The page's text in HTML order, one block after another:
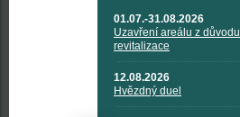
01.07.-31.08.2026
Uzavření areálu z důvodu
revitalizace
12.08.2026
Hvězdný duel